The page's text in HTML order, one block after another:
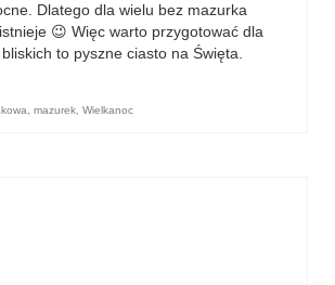
Dlatego dla wielu bez mazurka
😉 Więc warto przygotować dla
to pyszne ciasto na Święta.
mazurek Wielkanoc